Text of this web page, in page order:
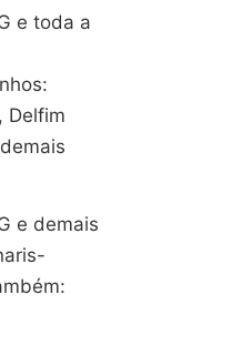
e toda a
Delfim
e demais